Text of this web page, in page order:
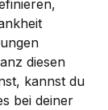
diesen
kannst du
bei deiner